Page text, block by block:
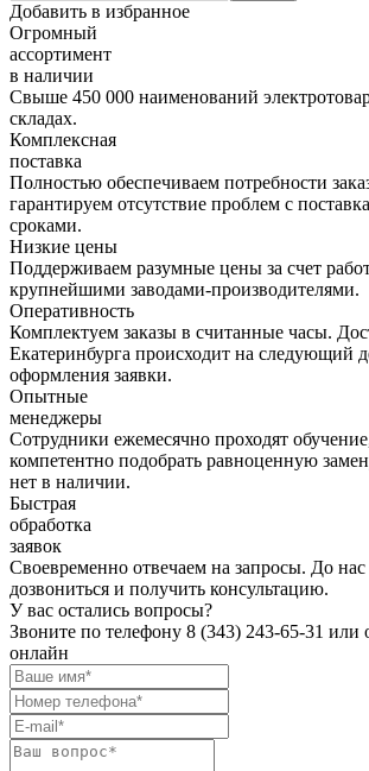
Добавить в избранное
Огромный
ассортимент
в наличии
Свыше 450 000 наименований
складах.
Комплексная
поставка
Полностью обеспечиваем потребности
гарантируем отсутствие проблем с
сроками.
Низкие цены
Поддерживаем разумные цены за счет
крупнейшими заводами-производителями.
Оперативность
Комплектуем заказы в считанные часы.
Екатеринбурга происходит на следующий
оформления заявки.
Опытные
менеджеры
Сотрудники ежемесячно проходят
компетентно подобрать равноценную
нет в наличии.
Быстрая
обработка
заявок
Своевременно отвечаем на запросы. До
дозвониться и получить консультацию.
У вас остались вопросы?
Звоните по телефону 8 (343) 243-65-31 или
онлайн